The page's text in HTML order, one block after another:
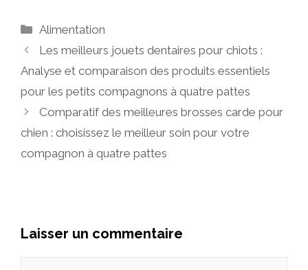
Catégories
Alimentation
Les meilleurs jouets dentaires pour chiots :
Analyse et comparaison des produits essentiels
pour les petits compagnons à quatre pattes
Comparatif des meilleures brosses carde pour
chien : choisissez le meilleur soin pour votre
compagnon à quatre pattes
Laisser un commentaire